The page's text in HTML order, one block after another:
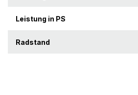
Leistung in PS
Radstand